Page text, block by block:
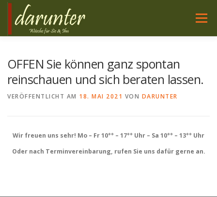
Zum
springen
Menü
OFFEN Sie können ganz spontan
reinschauen und sich beraten lassen.
VERÖFFENTLICHT AM 18. MAI 2021 VON DARUNTER
Wir freuen uns sehr! Mo – Fr 10°° – 17°° Uhr – Sa 10°° – 13°° Uhr
Oder nach Terminvereinbarung, rufen Sie uns dafür gerne an.